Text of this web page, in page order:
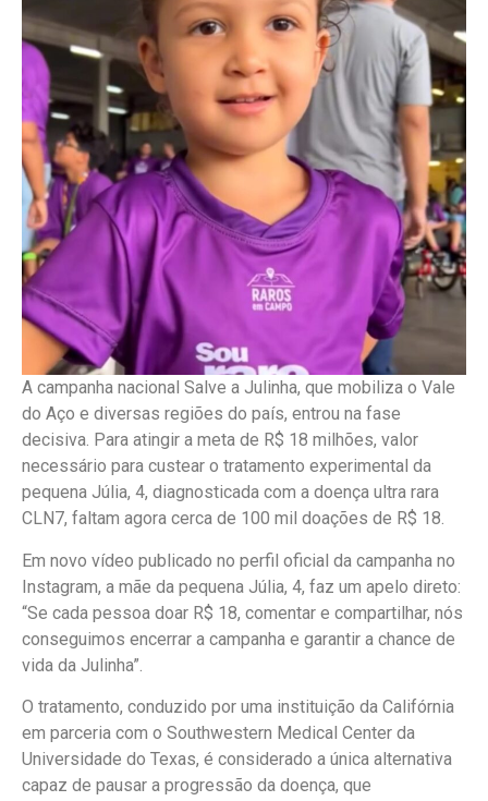
A campanha nacional Salve a Julinha, que mobiliza o Vale
do Aço e diversas regiões do país, entrou na fase
decisiva. Para atingir a meta de R$ 18 milhões, valor
necessário para custear o tratamento experimental da
pequena Júlia, 4, diagnosticada com a doença ultra rara
CLN7, faltam agora cerca de 100 mil doações de R$ 18.
Em novo vídeo publicado no perfil oficial da campanha no
Instagram, a mãe da pequena Júlia, 4, faz um apelo direto:
“Se cada pessoa doar R$ 18, comentar e compartilhar, nós
conseguimos encerrar a campanha e garantir a chance de
vida da Julinha”.
O tratamento, conduzido por uma instituição da Califórnia
em parceria com o Southwestern Medical Center da
Universidade do Texas, é considerado a única alternativa
capaz de pausar a progressão da doença, que